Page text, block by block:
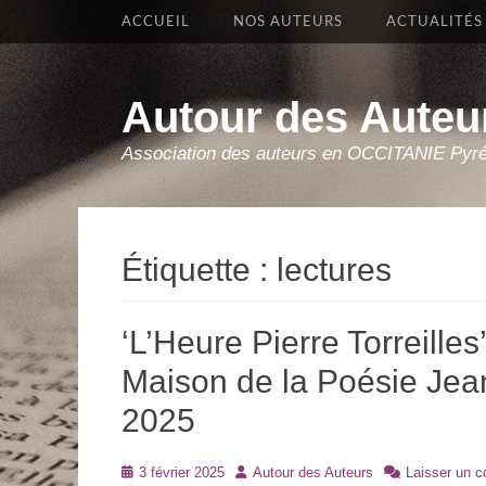
Autour des
Association des auteurs en OCCITANIE
Premier Menu
Aller
ACCUEIL NOS AUTEURS ACTUALITÉS
Étiquette : lectures
‘L’Heure Pierre
Maison de la Poésie
2025
Posté3 février 2025 Auteur
Autour des Auteurs Laisser un